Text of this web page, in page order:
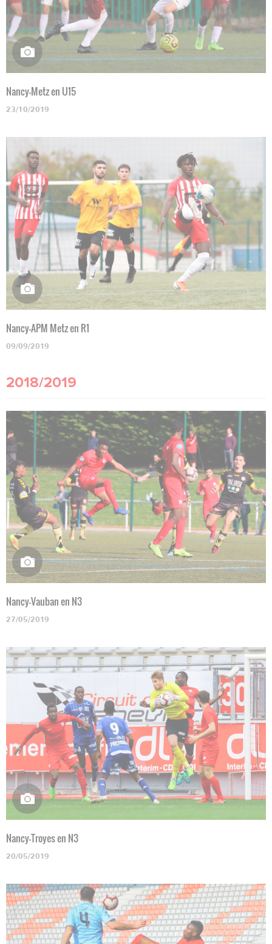
Nancy-Metz en U15
23/10/2019
Nancy-APM Metz en R1
09/09/2019
2018/2019
Nancy-Vauban en N3
27/05/2019
Nancy-Troyes en N3
20/05/2019